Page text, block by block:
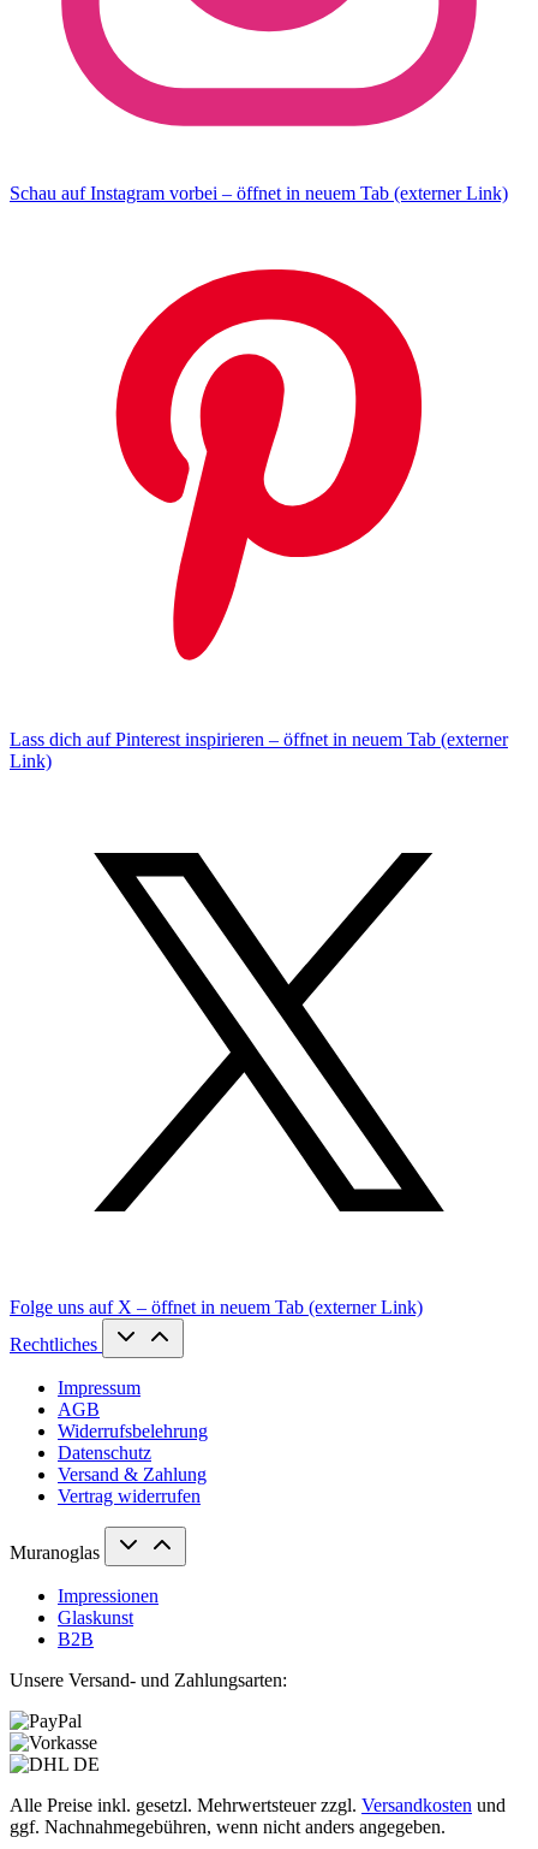
Schau auf Instagram vorbei – öffnet in neuem Tab (externer Link)
Lass dich auf Pinterest inspirieren – öffnet in neuem Tab (externer
Link)
Folge uns auf X – öffnet in neuem Tab (externer Link)
Rechtliches
Impressum
AGB
Widerrufsbelehrung
Datenschutz
Versand & Zahlung
Vertrag widerrufen
Muranoglas
Impressionen
Glaskunst
B2B
Unsere Versand- und Zahlungsarten:
Alle Preise inkl. gesetzl. Mehrwertsteuer zzgl. Versandkosten und
ggf. Nachnahmegebühren, wenn nicht anders angegeben.